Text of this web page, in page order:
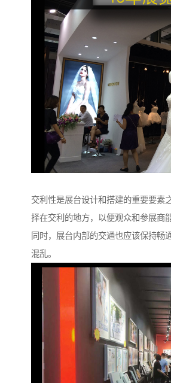
交利性是展台设计和搭建的重要要素
择在交利的地方，以便观众和参展商
同时，展台内部的交通也应该保持畅
混乱。